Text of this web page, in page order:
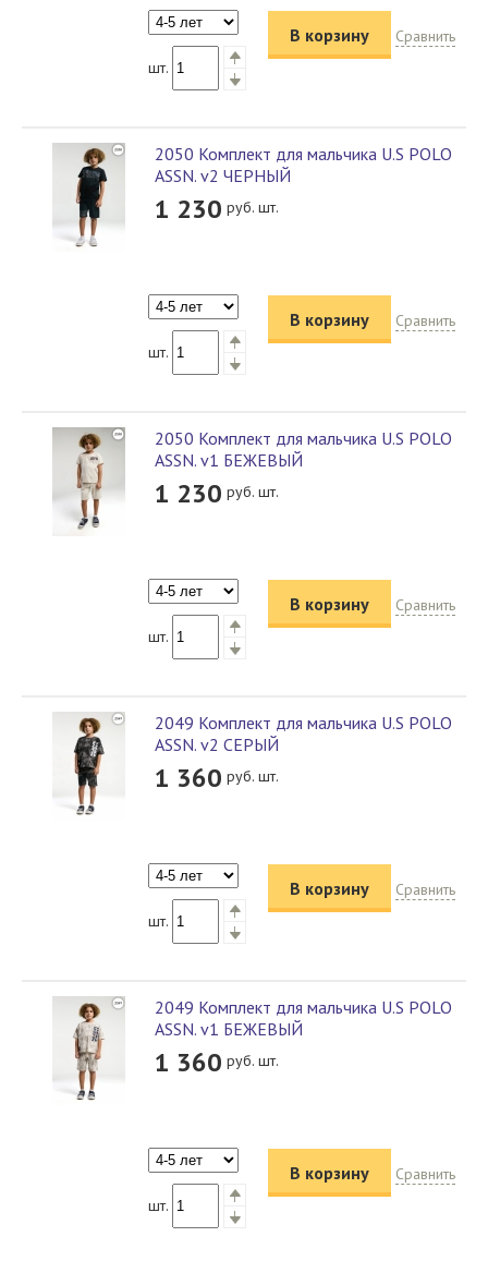
шт.
В корзину Сравнить
2050 Комплект для мальчика U.S POLO
ASSN. v2 ЧЕРНЫЙ
1 230 руб. шт.
шт.
В корзину Сравнить
2050 Комплект для мальчика U.S POLO
ASSN. v1 БЕЖЕВЫЙ
1 230 руб. шт.
шт.
В корзину Сравнить
2049 Комплект для мальчика U.S POLO
ASSN. v2 СЕРЫЙ
1 360 руб. шт.
шт.
В корзину Сравнить
2049 Комплект для мальчика U.S POLO
ASSN. v1 БЕЖЕВЫЙ
1 360 руб. шт.
шт.
В корзину Сравнить